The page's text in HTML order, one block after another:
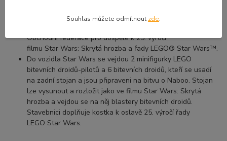
Obchodní federace pro dospělé k 25. výročí
filmu Star Wars: Skrytá hrozba a řady LEGO® Star Wars™.
Do vozidla Star Wars se vejdou 2 minifigurky LEGO
bitevních droidů-pilotů a 6 bitevních droidů, kteří se usadí
na zadní stojan a jsou připraveni na bitvu o Naboo. Stojan
lze vysunout a rozložit jako ve filmu Star Wars: Skrytá
hrozba a vejdou se na něj blastery bitevních droidů.
Stavebnici doplňuje kostka k oslavě 25. výročí řady
LEGO Star Wars.
Souhlas můžete odmítnout zde.